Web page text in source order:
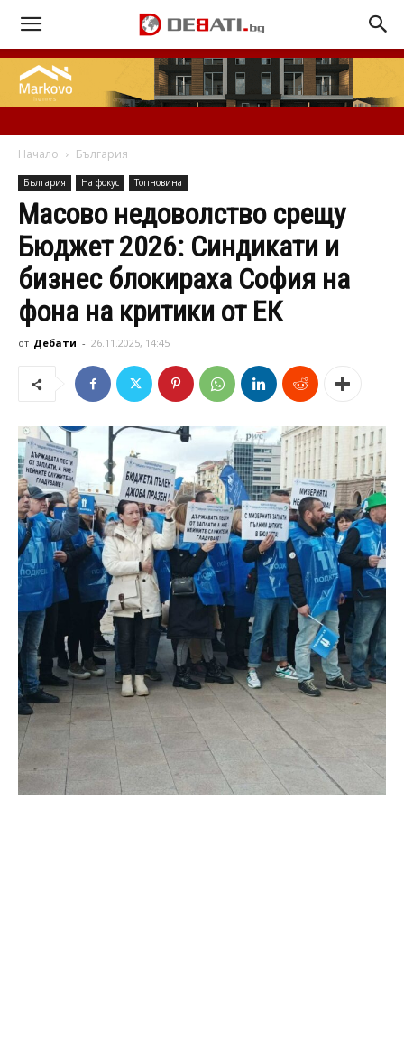
Начало България
България На фокус Топновина
Масово недоволство срещу
Бюджет 2026: Синдикати и
бизнес блокираха София на
фона на критики от ЕК
от Дебати - 26.11.2025, 14:45